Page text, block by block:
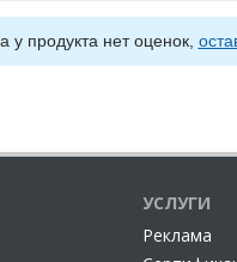
у продукта нет оценок,
УСЛУГИ
Реклама